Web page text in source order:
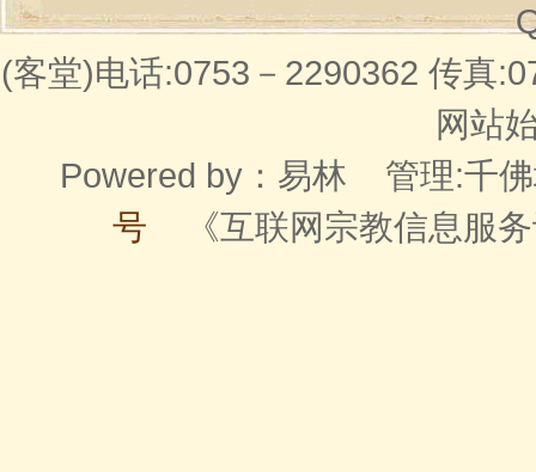
(客堂)电话:0753－2290362 传
网站
Powered by： 易林 管理:千
号 《互联网宗教信息服务